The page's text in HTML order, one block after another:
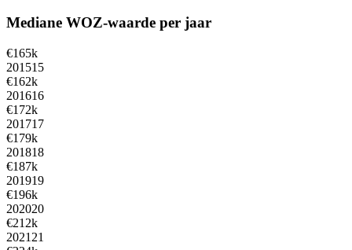
Mediane WOZ-waarde per jaar
€165k
201515
€162k
201616
€172k
201717
€179k
201818
€187k
201919
€196k
202020
€212k
2021 21